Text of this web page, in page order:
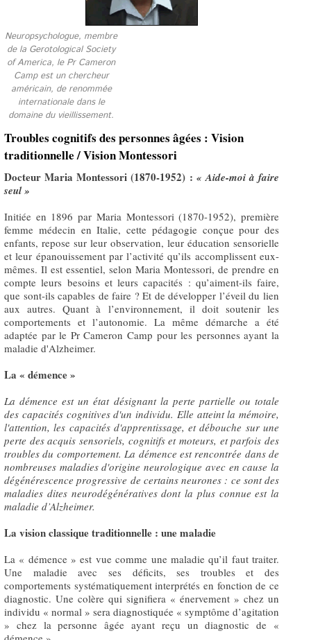
Neuropsychologue, membre
de la Gerotological Society
of America, le Pr Cameron
Camp est un chercheur
américain, de renommée
internationale dans le
domaine du vieillissement.
Troubles cognitifs des personnes âgées : Vision
traditionnelle / Vision Montessori
Docteur Maria Montessori (1870-1952) : « Aide-moi à faire
seul »
Initiée en 1896 par Maria Montessori (1870-1952), première
femme médecin en Italie, cette pédagogie conçue pour des
enfants, repose sur leur observation, leur éducation sensorielle
et leur épanouissement par l’activité qu’ils accomplissent eux-
mêmes. Il est essentiel, selon Maria Montessori, de prendre en
compte leurs besoins et leurs capacités : qu’aiment-ils faire,
que sont-ils capables de faire ? Et de développer l’éveil du lien
aux autres. Quant à l’environnement, il doit soutenir les
comportements et l’autonomie. La même démarche a été
adaptée par le Pr Cameron Camp pour les personnes ayant la
maladie d'Alzheimer.
La « démence »
La démence est un état désignant la perte partielle ou totale
des capacités cognitives d'un individu. Elle atteint la mémoire,
l'attention, les capacités d'apprentissage, et débouche sur une
perte des acquis sensoriels, cognitifs et moteurs, et parfois des
troubles du comportement. La démence est rencontrée dans de
nombreuses maladies d'origine neurologique avec en cause la
dégénérescence progressive de certains neurones : ce sont des
maladies dites neurodégénératives dont la plus connue est la
maladie d’Alzheimer.
La vision classique traditionnelle : une maladie
La « démence » est vue comme une maladie qu’il faut traiter.
Une maladie avec ses déficits, ses troubles et des
comportements systématiquement interprétés en fonction de ce
diagnostic. Une colère qui signifiera « énervement » chez un
individu « normal » sera diagnostiquée « symptôme d’agitation
» chez la personne âgée ayant reçu un diagnostic de «